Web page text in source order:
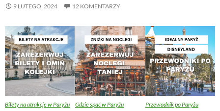
9 LUTEGO, 2024 12 KOMENTARZY
Bilety na atrakcje w Paryżu Gdzie spać w Paryżu Przewodnik po Paryżu